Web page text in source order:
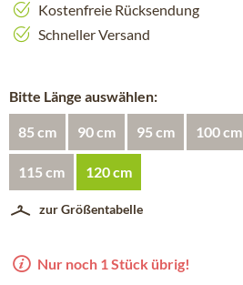
Kostenfreie Rücksendung
Schneller Versand
Bitte Länge auswählen:
85 cm 90 cm 95 cm 100 cm
115 cm 120 cm
zur Größentabelle
Nur noch 1 Stück übrig!